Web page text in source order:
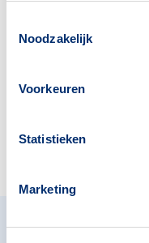
Noodzakelijk
Voorkeuren
Statistieken
Marketing
Apotheken